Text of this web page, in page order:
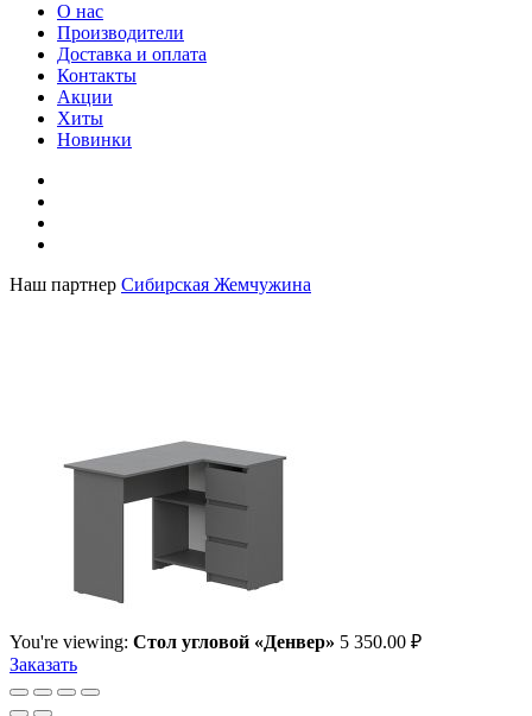
О нас
Производители
Доставка и оплата
Контакты
Акции
Хиты
Новинки
Наш партнер Сибирская Жемчужина
You're viewing: Стол угловой «Денвер» 5 350.00 ₽
Заказать